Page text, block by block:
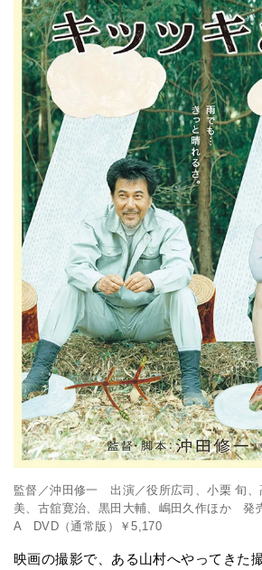
監督／沖田修一 出演／役所広司、小栗 旬、
美、古舘寛治、黒田大輔、嶋田久作ほか 発
A DVD（通常版）￥5,170
映画の撮影で、ある山村へやってきた